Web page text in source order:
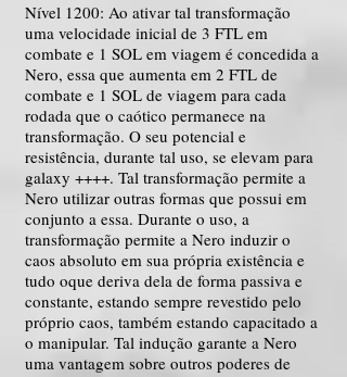
Nível 1200: Ao ativar tal transformação
uma velocidade inicial de 3 FTL em
combate e 1 SOL em viagem é concedida a
Nero, essa que aumenta em 2 FTL de
combate e 1 SOL de viagem para cada
rodada que o caótico permanece na
transformação. O seu potencial e
resistência, durante tal uso, se elevam para
galaxy ++++. Tal transformação permite a
Nero utilizar outras formas que possui em
conjunto a essa. Durante o uso, a
transformação permite a Nero induzir o
caos absoluto em sua própria existência e
tudo oque deriva dela de forma passiva e
constante, estando sempre revestido pelo
próprio caos, também estando capacitado a
o manipular. Tal indução garante a Nero
uma vantagem sobre outros poderes de